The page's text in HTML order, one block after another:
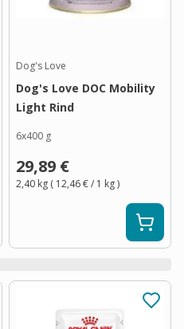
Dog's Love
Dog's Love DOC Mobility
Light Rind
6x400 g
29,89 €
2,40 kg ( 12,46 €/ 1 kg)